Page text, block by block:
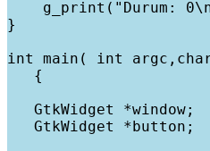
g_print("Durum:
}
int main( int
   {
   GtkWidget *window;
   GtkWidget *button;